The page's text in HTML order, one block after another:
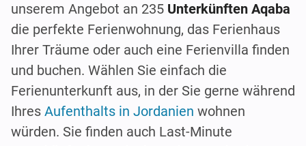
unserem Angebot an 235 Unterkünften Aqaba
die perfekte Ferienwohnung, das Ferienhaus
Ihrer Träume oder auch eine Ferienvilla finden
und buchen. Wählen Sie einfach die
Ferienunterkunft aus, in der Sie gerne während
Ihres Aufenthalts in Jordanien wohnen
würden. Sie finden auch Last-Minute